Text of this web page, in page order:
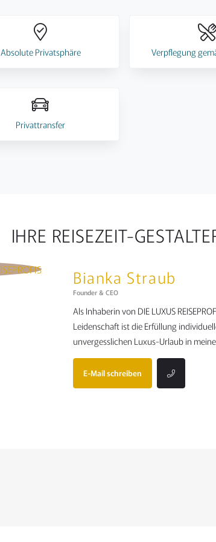
Absolute Privatsphäre Verpflegung
Privattransfer
IHRE REISEZEIT-
Bianka Straub
Founder & CEO
Als Inhaberin von DIE LUXUS
Leidenschaft ist die Erfüllung
unvergesslichen Luxus-Urlaub in
E-Mail schreiben